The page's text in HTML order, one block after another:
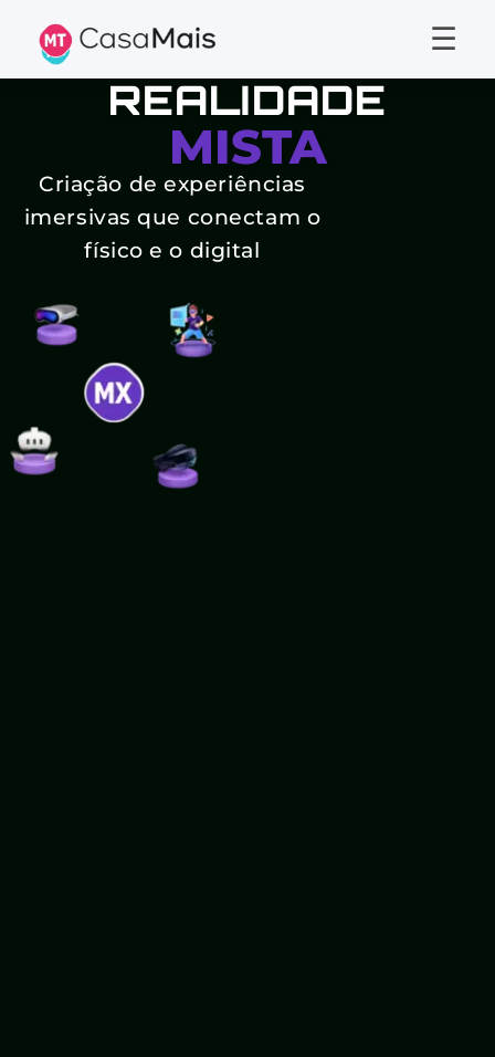
☰
REALIDADE
MISTA
Criação de experiências
imersivas que conectam o
físico e o digital